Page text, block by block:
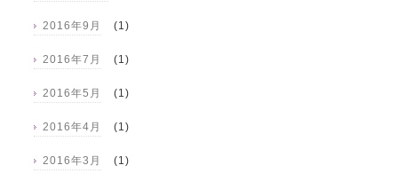
2016年9月 (1)
2016年7月 (1)
2016年5月 (1)
2016年4月 (1)
2016年3月 (1)